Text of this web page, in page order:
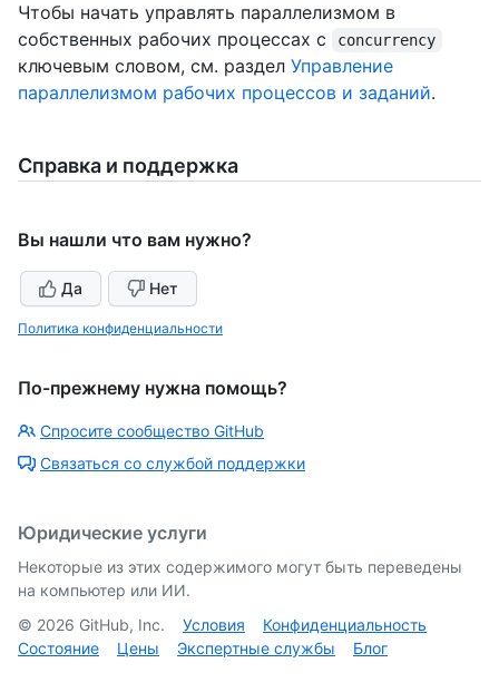
Чтобы начать управлять параллелизмом в
собственных рабочих процессах с
concurrency
ключевым словом, см. раздел Управление
параллелизмом рабочих процессов и заданий.
Справка и поддержка
Вы нашли что вам нужно?
Да Нет
Политика конфиденциальности
По-прежнему нужна помощь?
Спросите сообщество GitHub
Связаться со службой поддержки
Юридические услуги
Некоторые из этих содержимого могут быть переведены
на компьютер или ИИ.
© 2026 GitHub, Inc. Условия
Конфиденциальность
Состояние
Цены Экспертные службы Блог